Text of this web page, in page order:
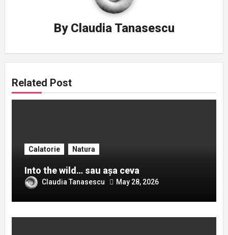
By Claudia Tanasescu
Related Post
Calatorie Natura
Into the wild… sau așa ceva
Claudia Tanasescu May 28, 2026